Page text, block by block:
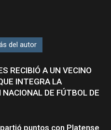
del autor
RECIBIÓ A UN VECINO
INTEGRA LA
NACIONAL DE FÚTBOL DE
puntos con Platense